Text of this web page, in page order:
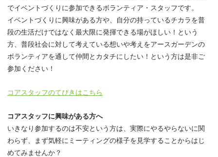
でイベントづくりに参加できるボランティア・スタッフです。
イベントづくりに興味がある方や、自分の持っているチカラを普
段の生活だけではなく最大限に発揮できる場がほしい！という
方、普段社会に対して考えている想いや考えをアースガーデンの
ボランティアを通して仲間とカタチにしたい！という方は是非ご
参加ください！
コアスタッフのてびきはこちら
コアスタッフに興味がある方へ
いきなり参加するのは不安という方は、実際にやるやらないに関
わらず、まず気軽にミーティングの様子を見学することからはじ
めてみませんか？